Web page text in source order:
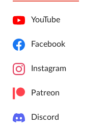
YouTube
Facebook
Instagram
Patreon
Discord